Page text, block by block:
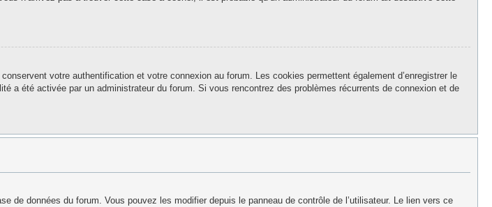
votre authentification et votre connexion au forum. Les cookies permettent également d’enregistrer le
a été activée par un administrateur du forum. Si vous rencontrez des problèmes récurrents de connexion et de
données du forum. Vous pouvez les modifier depuis le panneau de contrôle de l’utilisateur. Le lien vers ce